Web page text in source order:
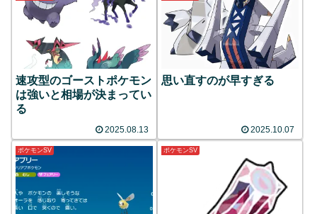
速攻型のゴーストポケモン
は強いと相場が決まってい
る
2025.08.13
思い直すのが早すぎる
2025.10.07
ポケモンSV ポケモンSV